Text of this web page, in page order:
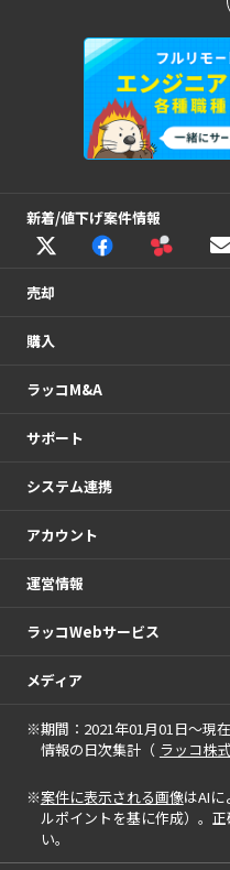
新着/値下げ案件情報
売却
購入
ラッコM&A
サポート
システム連携
アカウント
運営情報
ラッコWebサービス
メディア
※期間：2021年01月01日～現
情報の日次集計（ ラッコ株
※案件に表示される画像はAIに
ルポイントを基に作成）。
い。